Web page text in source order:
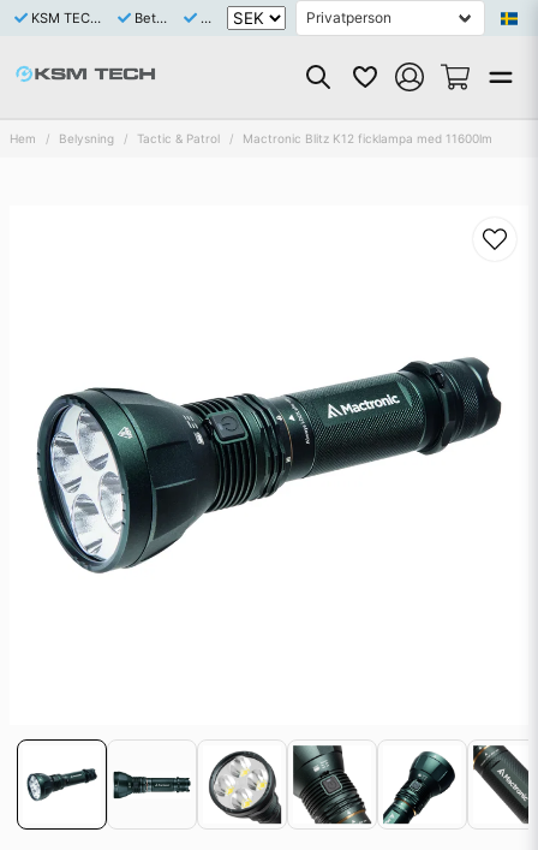
KSM TECH är ett Svenskt bolag med eget varulager av samtliga saluförda artiklar Betala tryggt och enkelt med Klarna eller Swish Snabb leverans 1-3 dagar
Hem Belysning Tactic & Patrol Mactronic Blitz K12 ficklampa med 11600lm